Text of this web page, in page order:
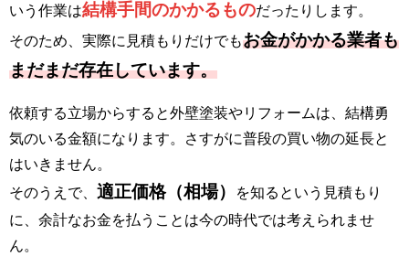
いう作業は結構手間のかかるものだったりします。
そのため、実際に見積もりだけでもお金がかかる業者も
まだまだ存在しています。
依頼する立場からすると外壁塗装やリフォームは、結構勇
気のいる金額になります。さすがに普段の買い物の延長と
はいきません。
そのうえで、 適正価格（相場）
を知るという見積もり
に、余計なお金を払うことは今の時代では考えられませ
ん。